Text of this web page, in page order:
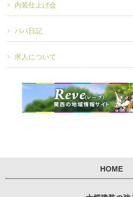
内装仕上げ会
パパ日記
求人について
HOME